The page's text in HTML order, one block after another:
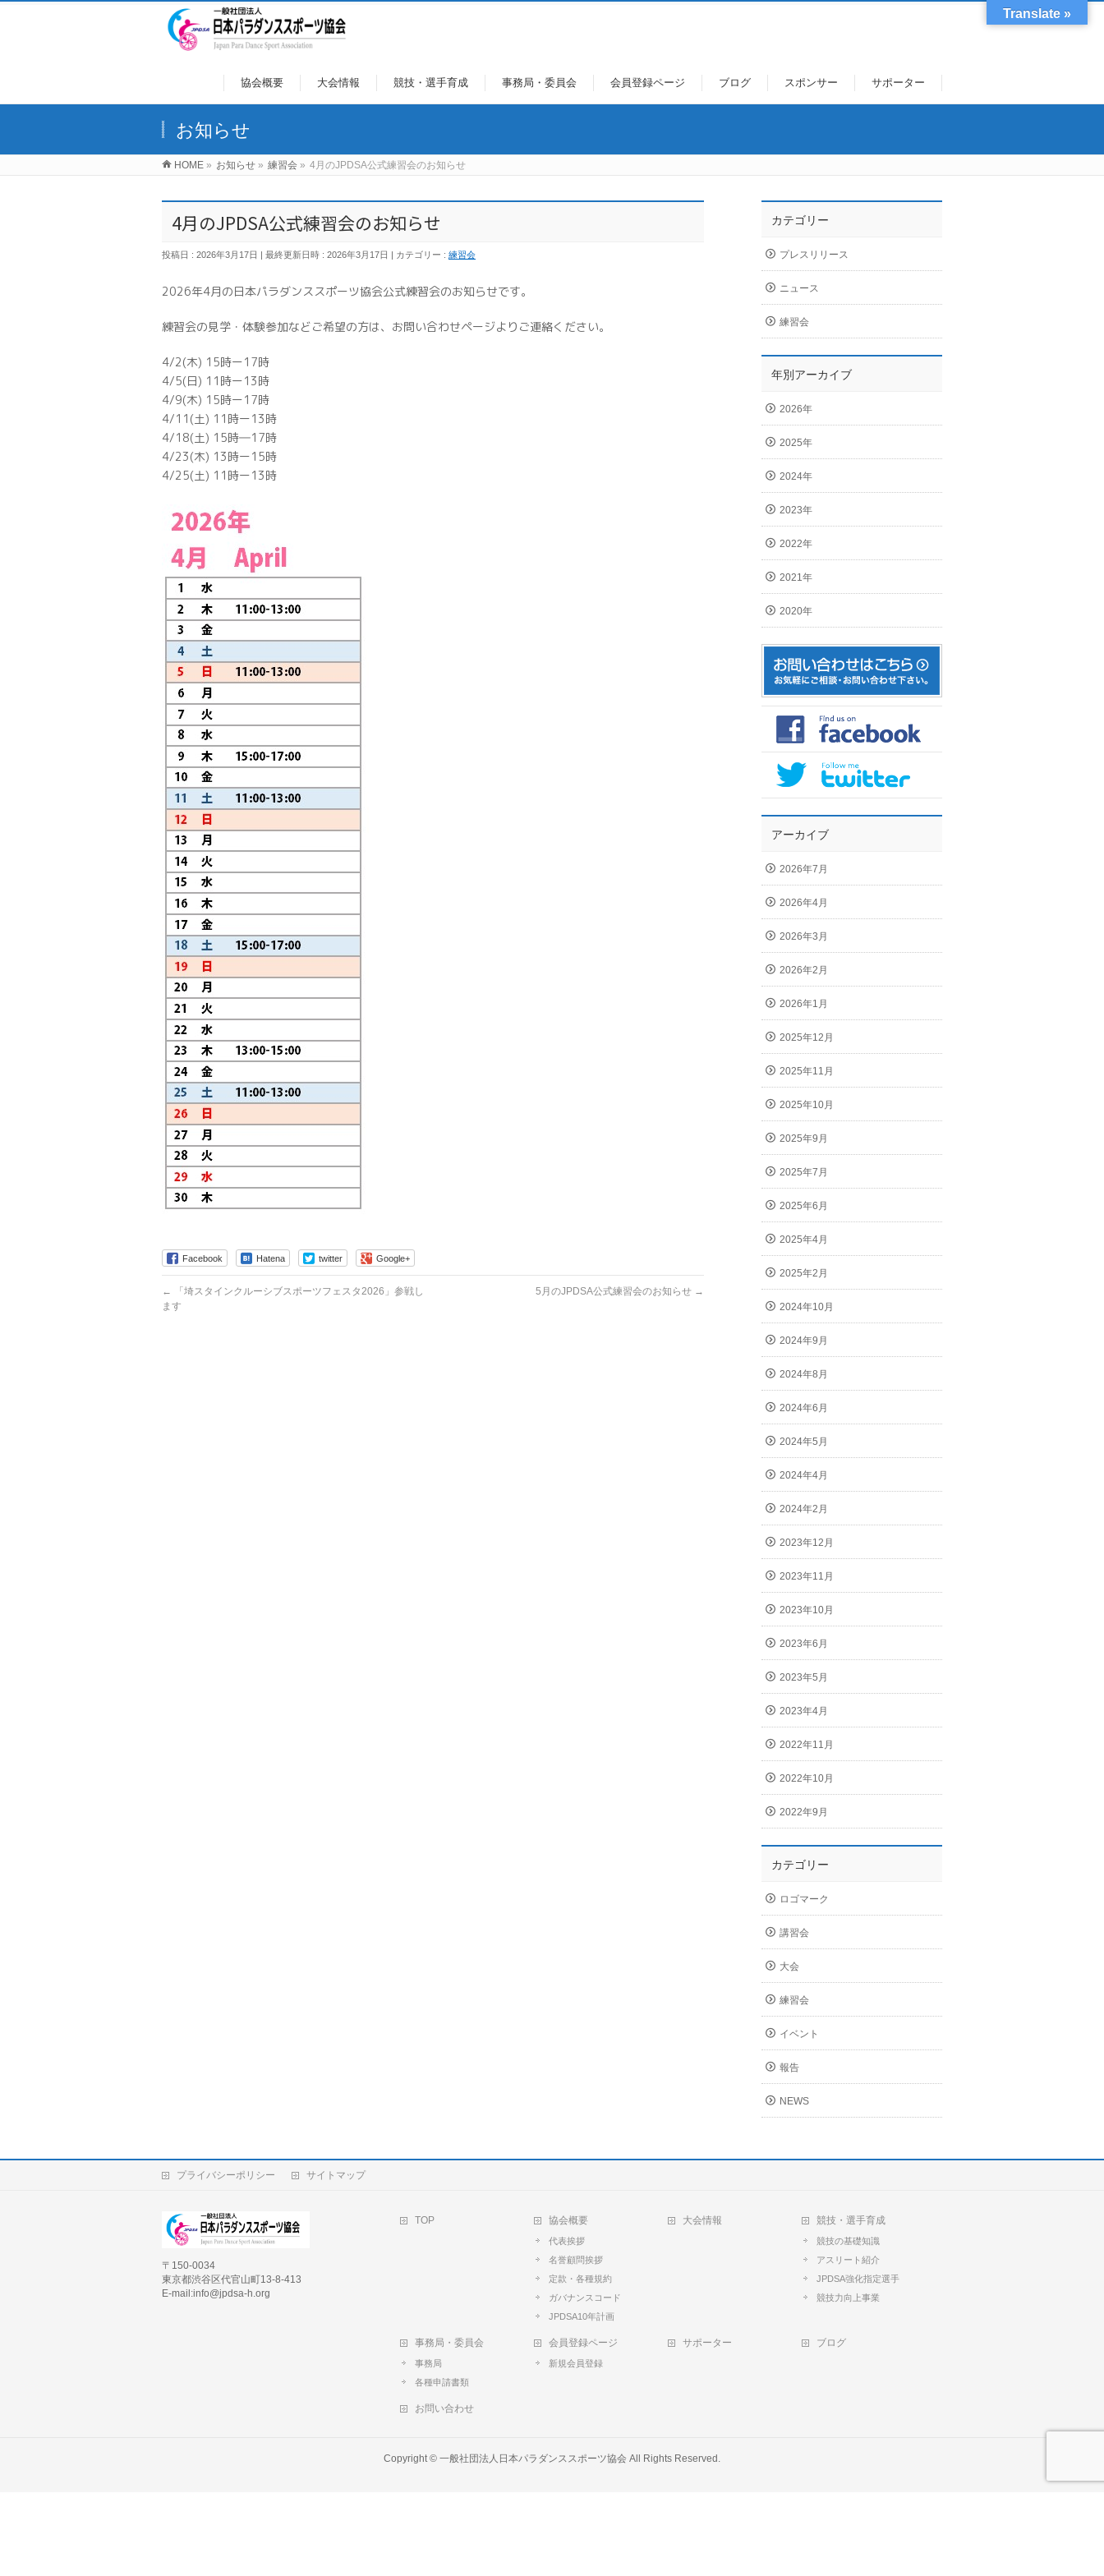
協会概要 大会情報 競技・選手育成 事務局・委員会 会員登録ページ ブログ スポンサー サポーター
お知らせ
HOME » お知らせ » 練習会 » 4月のJPDSA公式練習会のお知らせ
4月のJPDSA公式練習会のお知らせ
投稿日 : 2026年3月17日 最終更新日時 : 2026年3月17日 カテゴリー : 練習会
2026年4月の日本パラダンススポーツ協会公式練習会のお知らせです。
練習会の見学・体験参加などご希望の方は、お問い合わせページよりご連絡ください。
4/2(木) 15時ー17時
4/5(日) 11時ー13時
4/9(木) 15時ー17時
4/11(土) 11時ー13時
4/18(土) 15時―17時
4/23(木) 13時ー15時
4/25(土) 11時ー13時
Facebook Hatena twitter Google+
←
「埼スタインクルーシブスポーツフェスタ2026」参戦し
ます
5月のJPDSA公式練習会のお知らせ →
カテゴリー
プレスリリース
ニュース
練習会
年別アーカイブ
2026年
2025年
2024年
2023年
2022年
2021年
2020年
アーカイブ
2026年7月
2026年4月
2026年3月
2026年2月
2026年1月
2025年12月
2025年11月
2025年10月
2025年9月
2025年7月
2025年6月
2025年4月
2025年2月
2024年10月
2024年9月
2024年8月
2024年6月
2024年5月
2024年4月
2024年2月
2023年12月
2023年11月
2023年10月
2023年6月
2023年5月
2023年4月
2022年11月
2022年10月
2022年9月
カテゴリー
ロゴマーク
講習会
大会
練習会
イベント
報告
NEWS
プライバシーポリシー サイトマップ
〒150-0034
東京都渋谷区代官山町13-8-413
E-mail:info@jpdsa-h.org
TOP 協会概要
代表挨拶
名誉顧問挨拶
定款・各種規約
ガバナンスコード
JPDSA10年計画
大会情報 競技・選手育成
競技の基礎知識
アスリート紹介
JPDSA強化指定選手
競技力向上事業
事務局・委員会
事務局
各種申請書類
会員登録ページ
新規会員登録
サポーター ブログ
お問い合わせ
Copyright © 一般社団法人日本パラダンススポーツ協会 All Rights Reserved.
Translate »